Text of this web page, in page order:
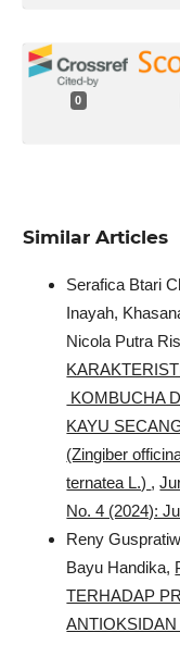
0
Similar Articles
Serafica Btari
Inayah,
Nicola Putra
KOMBUCHA
KAYU
(Zingiber
ternatea L.) ,
No. 4 (2024):
Reny
Bayu Handika,
TERHADAP